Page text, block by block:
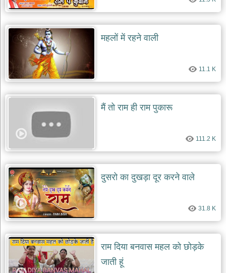
शनि
देव
भजन
shani
dev
bhajans
आज
का
भजन
bhajan
भजन
जोड़ें
add
महलों में रहने वाली
11.1 K
मैं तो राम ही राम पुकारू
111.2 K
दुसरो का दुखड़ा दूर करने वाले
31.8 K
राम दिया बनवास महल को छोड़के
जाती हूं